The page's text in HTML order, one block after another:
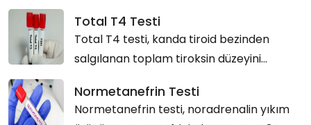
Total T4 Testi
Total T4 testi, kanda tiroid bezinden
salgılanan toplam tiroksin düzeyini...
Normetanefrin Testi
Normetanefrin testi, noradrenalin yıkım